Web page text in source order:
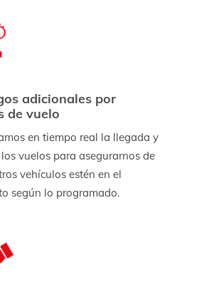
adicionales por
de vuelo
en tiempo real la llegada y
vuelos para asegurarnos de
vehículos estén en el
según lo programado.